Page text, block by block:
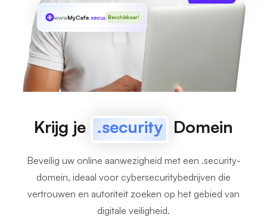
wwwMyCafe.securityBeschikbaar!
Krijg je .security Domein
Beveilig uw online aanwezigheid met een .security-
domein, ideaal voor cybersecuritybedrijven die
vertrouwen en autoriteit zoeken op het gebied van
digitale veiligheid.